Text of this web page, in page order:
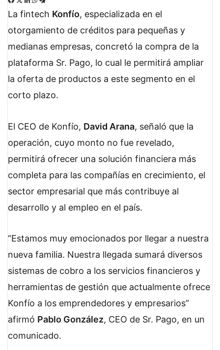
a
e
o
o
i
k
d
I
h
t
A
p
e
e
r
a
La fintech Konfío, especializada en el
otorgamiento de créditos para pequeñas y
medianas empresas, concretó la compra de la
plataforma Sr. Pago, lo cual le permitirá ampliar
la oferta de productos a este segmento en el
corto plazo.
El CEO de Konfío, David Arana, señaló que la
operación, cuyo monto no fue revelado,
permitirá ofrecer una solución financiera más
completa para las compañías en crecimiento, el
sector empresarial que más contribuye al
desarrollo y al empleo en el país.
“Estamos muy emocionados por llegar a nuestra
nueva familia. Nuestra llegada sumará diversos
sistemas de cobro a los servicios financieros y
herramientas de gestión que actualmente ofrece
Konfío a los emprendedores y empresarios”
afirmó Pablo González, CEO de Sr. Pago, en un
comunicado.